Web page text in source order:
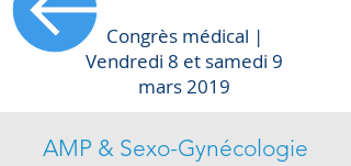
Congrès médical |
Vendredi 8 et samedi 9
mars 2019
AMP & Sexo-Gynécologie